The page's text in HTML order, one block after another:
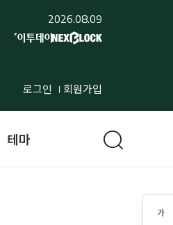
2026.08.09
로그인 회원가입
가
테마